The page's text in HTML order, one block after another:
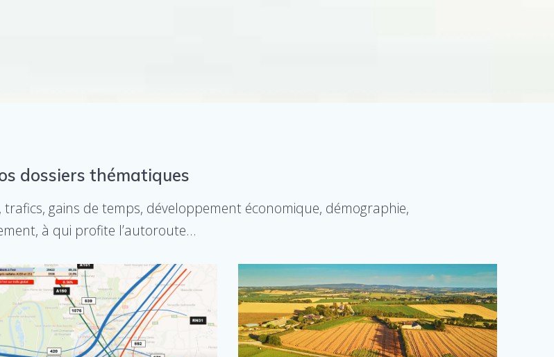
dossiers thématiques
gains de temps, développement économique, démographie,
à qui profite l’autoroute…